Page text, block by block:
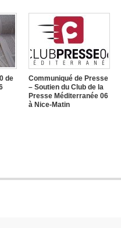
de
Communiqué de Presse
– Soutien du Club de la
Presse Méditerranée 06
à Nice-Matin